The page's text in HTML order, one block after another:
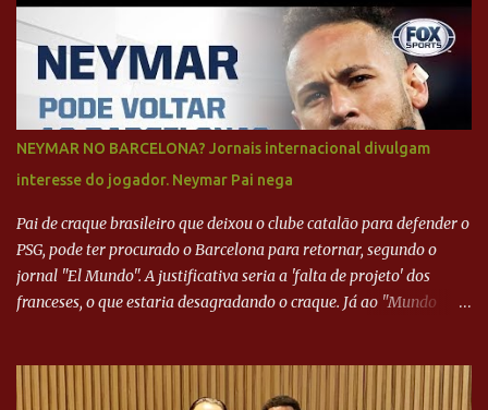
NEYMAR NO BARCELONA? Jornais internacional divulgam
interesse do jogador. Neymar Pai nega
Pai de craque brasileiro que deixou o clube catalão para defender o
PSG, pode ter procurado o Barcelona para retornar, segundo o
jornal "El Mundo". A justificativa seria a 'falta de projeto' dos
franceses, o que estaria desagradando o craque. Já ao "Mundo
Neymar Pai nega